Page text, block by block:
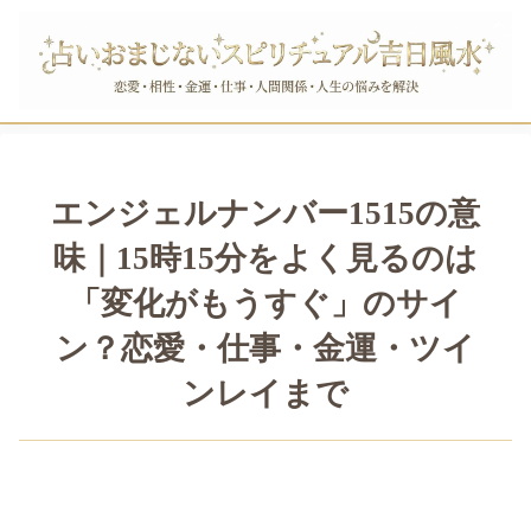
エンジェルナンバー1515の意
味｜15時15分をよく見るのは
「変化がもうすぐ」のサイ
ン？恋愛・仕事・金運・ツイ
ンレイまで